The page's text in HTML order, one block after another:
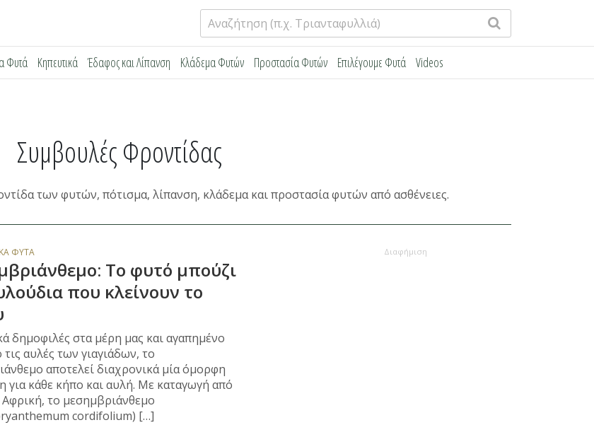
Αναζήτηση
για:
Φυτά Κηπευτικά Έδαφος και Λίπανση Κλάδεμα Φυτών Προστασία Φυτών Επιλέγουμε Φυτά Videos
Συμβουλές Φροντίδας
των φυτών, πότισμα, λίπανση, κλάδεμα και προστασία φυτών από ασθένειες.
ΦΥΤΆ
Το φυτό μπούζι
που κλείνουν το
δημοφιλές στα μέρη μας και αγαπημένο
αυλές των γιαγιάδων, το
αποτελεί διαχρονικά μία όμορφη
για κάθε κήπο και αυλή. Με καταγωγή από
το μεσημβριάνθεμο
cordifolium) […]
Διαφήμιση